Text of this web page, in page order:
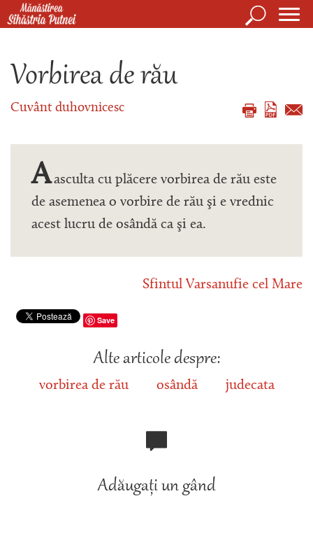
Mergi la conţinutul principal
Căutare
Vorbirea de rău
Cuvânt duhovnicesc
Aasculta cu plăcere vorbirea de rău este
de asemenea o vorbire de rău şi e vrednic
acest lucru de osândă ca şi ea.
Sfintul Varsanufie cel Mare
Save
Alte articole despre:
vorbirea de rău osândă judecata
Adăugați un gând